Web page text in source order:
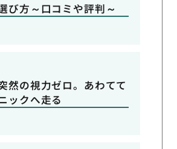
び方～口コミや評判～
然の視力ゼロ。あわてて
ックへ走る